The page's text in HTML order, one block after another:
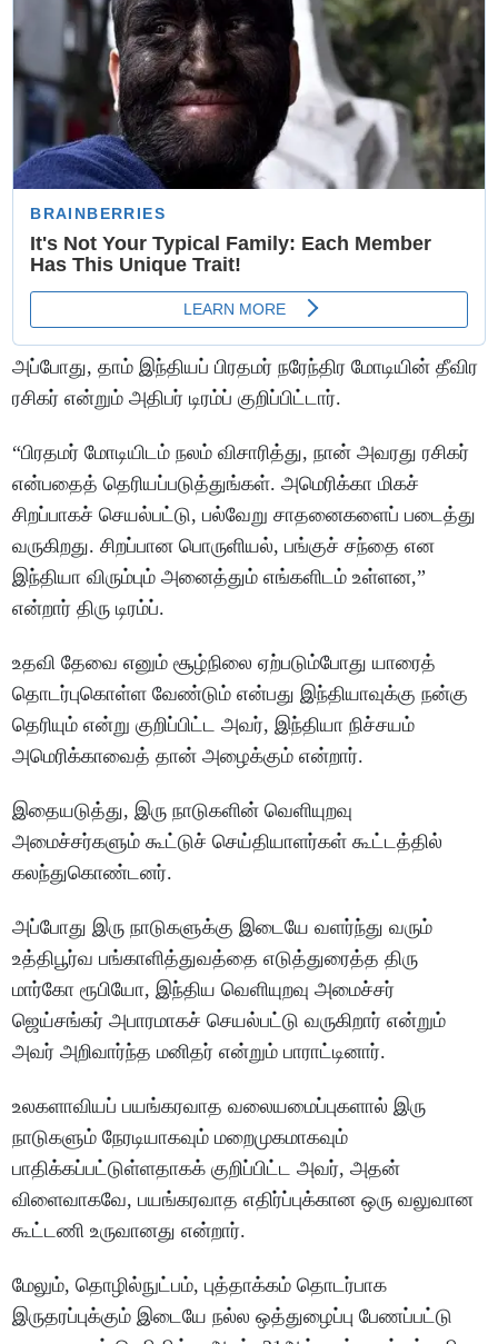
அப்போது, தாம் இந்தியப் பிரதமர் நரேந்திர மோடியின் தீவிர
ரசிகர் என்றும் அதிபர் டிரம்ப் குறிப்பிட்டார்.
“பிரதமர் மோடியிடம் நலம் விசாரித்து, நான் அவரது ரசிகர்
என்பதைத் தெரியப்படுத்துங்கள். அமெரிக்கா மிகச்
சிறப்பாகச் செயல்பட்டு, பல்வேறு சாதனைகளைப் படைத்து
வருகிறது. சிறப்பான பொருளியல், பங்குச் சந்தை என
இந்தியா விரும்பும் அனைத்தும் எங்களிடம் உள்ளன,”
என்றார் திரு டிரம்ப்.
உதவி தேவை எனும் சூழ்நிலை ஏற்படும்போது யாரைத்
தொடர்புகொள்ள வேண்டும் என்பது இந்தியாவுக்கு நன்கு
தெரியும் என்று குறிப்பிட்ட அவர், இந்தியா நிச்சயம்
அமெரிக்காவைத் தான் அழைக்கும் என்றார்.
இதையடுத்து, இரு நாடுகளின் வெளியுறவு
அமைச்சர்களும் கூட்டுச் செய்தியாளர்கள் கூட்டத்தில்
கலந்துகொண்டனர்.
அப்போது இரு நாடுகளுக்கு இடையே வளர்ந்து வரும்
உத்திபூர்வ பங்காளித்துவத்தை எடுத்துரைத்த திரு
மார்கோ ரூபியோ, இந்திய வெளியுறவு அமைச்சர்
ஜெய்சங்கர் அபாரமாகச் செயல்பட்டு வருகிறார் என்றும்
அவர் அறிவார்ந்த மனிதர் என்றும் பாராட்டினார்.
உலகளாவியப் பயங்கரவாத வலையமைப்புகளால் இரு
நாடுகளும் நேரடியாகவும் மறைமுகமாகவும்
பாதிக்கப்பட்டுள்ளதாகக் குறிப்பிட்ட அவர், அதன்
விளைவாகவே, பயங்கரவாத எதிர்ப்புக்கான ஒரு வலுவான
கூட்டணி உருவானது என்றார்.
மேலும், தொழில்நுட்பம், புத்தாக்கம் தொடர்பாக
இருதரப்புக்கும் இடையே நல்ல ஒத்துழைப்பு பேணப்பட்டு